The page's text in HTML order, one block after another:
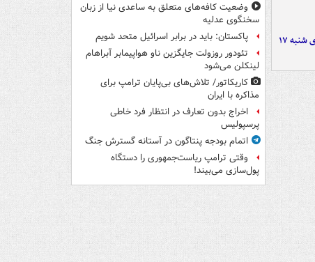
صفحه نخست روزنامه‌های شنبه ۱۷
وضعیت کافه‌های متعلق به ساعدی نیا از زبان
سخنگوی عدلیه
پاکستان: باید در برابر اسرائیل متحد شویم
تئودور روزولت جایگزین ناو هواپیمابر آبراهام
لینکلن می‌شود
کاریکاتور/ تلاش‌های بی‌پایان ترامپ برای
مذاکره با ایران
اخراج بدون تعارف در انتظار فرد خاطی
پرسپولیس
اتمام بودجه پنتاگون در آستانه گسترش جنگ
وقتی ترامپ ریاست‌جمهوری را دستگاه
پول‌سازی می‌بیند!